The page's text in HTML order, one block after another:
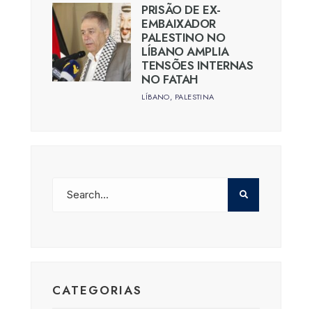
PRISÃO DE EX-
EMBAIXADOR
PALESTINO NO
LÍBANO AMPLIA
TENSÕES INTERNAS
NO FATAH
LÍBANO, PALESTINA
CATEGORIAS